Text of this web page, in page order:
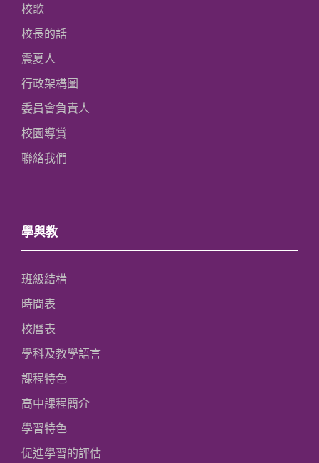
校歌
校長的話
震夏人
行政架構圖
委員會負責人
校園導賞
聯絡我們
學與教
班級結構
時間表
校曆表
學科及教學語言
課程特色
高中課程簡介
學習特色
促進學習的評估